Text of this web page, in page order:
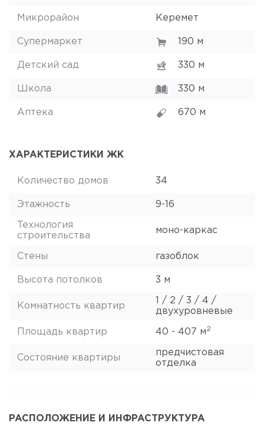
Микрорайон Керемет
Супермаркет 190 м
Детский сад 330 м
Школа 330 м
Аптека 670 м
ХАРАКТЕРИСТИКИ ЖК
Количество домов 34
Этажность 9-16
Технология
строительства
моно-каркас
Стены газоблок
Высота потолков 3 м
Комнатность квартир
1 / 2 / 3 / 4 /
двухуровневые
Площадь квартир 40 - 407 м2
Состояние квартиры
предчистовая
отделка
РАСПОЛОЖЕНИЕ И ИНФРАСТРУКТУРА